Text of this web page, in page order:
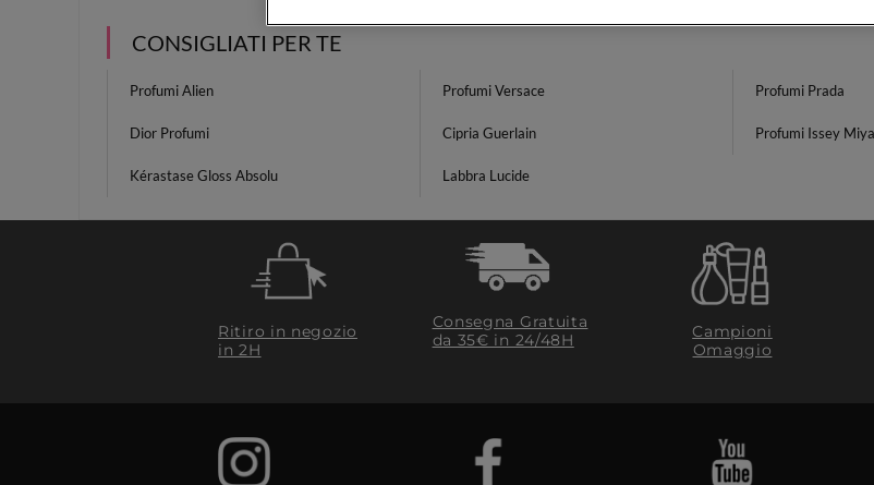
CONSIGLIATI PER TE
Profumi Alien Profumi Versace Profumi Prada
Dior Profumi Cipria Guerlain Profumi Issey
Kérastase Gloss Absolu Labbra Lucide
Ritiro in negozio
in 2H
Consegna Gratuita
da 35€​ in 24/48H
Campioni
Omaggio